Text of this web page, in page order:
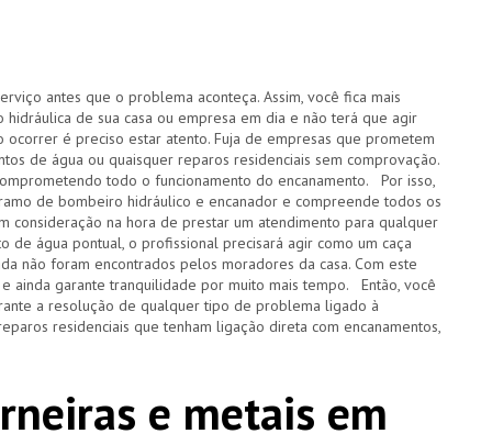
antes que o problema aconteça. Assim, você fica mais
de sua casa ou empresa em dia e não terá que agir
é preciso estar atento. Fuja de empresas que prometem
de água ou quaisquer reparos residenciais sem comprovação.
todo o funcionamento do encanamento. Por isso,
de bombeiro hidráulico e encanador e compreende todos os
consideração na hora de prestar um atendimento para qualquer
água pontual, o profissional precisará agir como um caça
não foram encontrados pelos moradores da casa. Com este
ainda garante tranquilidade por muito mais tempo. Então, você
a resolução de qualquer tipo de problema ligado à
residenciais que tenham ligação direta com encanamentos,
e metais em